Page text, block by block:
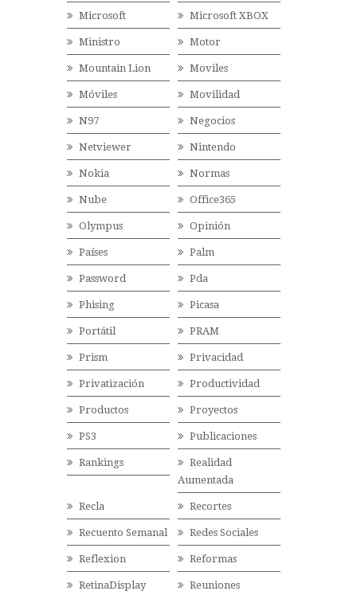
Microsoft Microsoft XBOX
Ministro Motor
Mountain Lion Moviles
Móviles Movilidad
N97 Negocios
Netviewer Nintendo
Nokia Normas
Nube Office365
Olympus Opinión
Países Palm
Password Pda
Phising Picasa
Portátil PRAM
Prism Privacidad
Privatización Productividad
Productos Proyectos
PS3 Publicaciones
Rankings
Realidad
Aumentada
Recla Recortes
Recuento Semanal Redes Sociales
Reflexion Reformas
RetinaDisplay Reuniones